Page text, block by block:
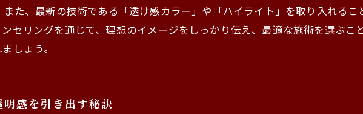
た、最新の技術である「透け感カラー」や「ハイライト」を取り入れるこ
セリングを通じて、理想のイメージをしっかり伝え、最適な施術を選ぶこ
しょう。
感を引き出す秘訣